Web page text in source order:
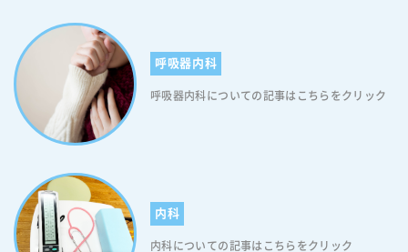
呼吸器内科
呼吸器内科についての記事はこちらをクリック
内科
内科についての記事はこちらをクリック